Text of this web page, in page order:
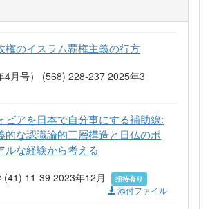
権のイスラム覇権主義の行方
4月号） (568) 228-237 2025年3
ビアを日本で自分事にする補助線:
的な認識論的三層構造と日仏のポ
ルな経験から考える
(41) 11-39 2023年12月
招待有り
添付ファイル